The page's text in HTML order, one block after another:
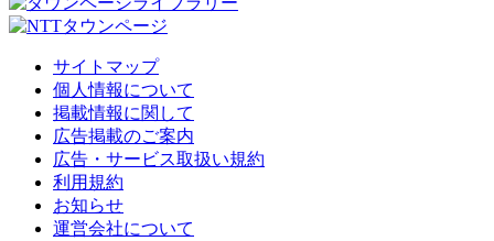
サイトマップ
個人情報について
掲載情報に関して
広告掲載のご案内
広告・サービス取扱い規約
利用規約
お知らせ
運営会社について